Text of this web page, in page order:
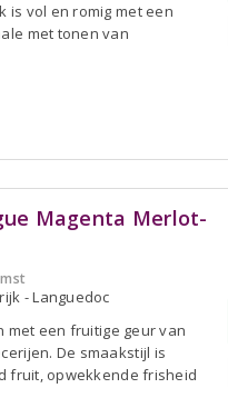
is vol en romig met een
met tonen van
Magenta Merlot-
- Languedoc
met een fruitige geur van
De smaakstijl is
fruit, opwekkende frisheid